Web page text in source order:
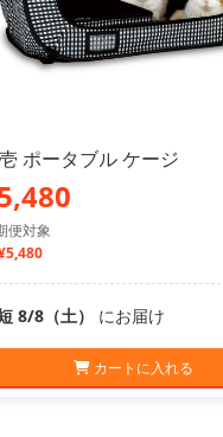
ポータブル ケージ
便対象
8/8（土） にお届け
カートに入れる